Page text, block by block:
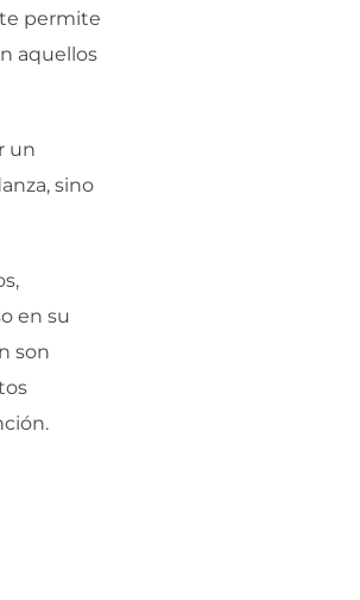
permite
aquellos
un
sino
en su
son